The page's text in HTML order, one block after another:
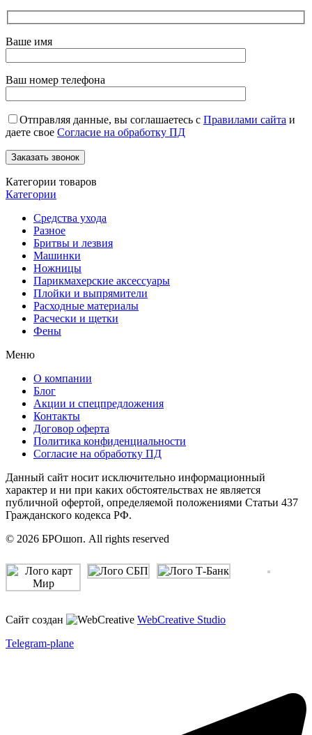
Ваше имя
Ваш номер телефона
Отправляя данные, вы соглашаетесь с Правилами сайта и
даете свое Согласие на обработку ПД
Категории товаров
Категории
Средства ухода
Разное
Бритвы и лезвия
Машинки
Ножницы
Парикмахерские аксессуары
Плойки и выпрямители
Расходные материалы
Расчески и щетки
Фены
Меню
О компании
Блог
Акции и спецпредложения
Контакты
Договор оферта
Политика конфиденциальности
Согласие на обработку ПД
Данный сайт носит исключительно информационный
характер и ни при каких обстоятельствах не является
публичной офертой, определяемой положениями Статьи 437
Гражданского кодекса РФ.
© 2026 БРОшоп. All rights reserved
Сайт создан
WebCreative Studio
Telegram-plane